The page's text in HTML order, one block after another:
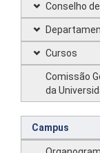
Conselho
Cursos
Comissão
da
Campus